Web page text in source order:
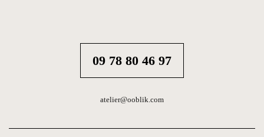
09 78 80 46 97
atelier@ooblik.com